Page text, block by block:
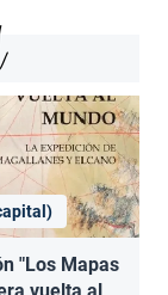
"Los Mapas